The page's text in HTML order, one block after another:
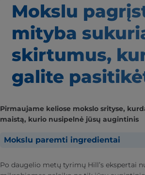
Mokslu
mityba
skirtumus,
galite
Pirmaujame keliose mokslo srityse,
maistą, kurio nusipelnė jūsų augintinis
Mokslu paremti ingredientai
Po daugelio metų tyrimų Hill’s ekspertai